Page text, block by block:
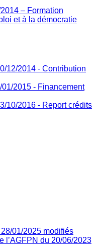
– Formation
et à la démocratie
12/2014 - Contribution
2015 - Financement
10/2016 - Report crédits
01/2025 modifiés
l’AGFPN du 20/06/2023